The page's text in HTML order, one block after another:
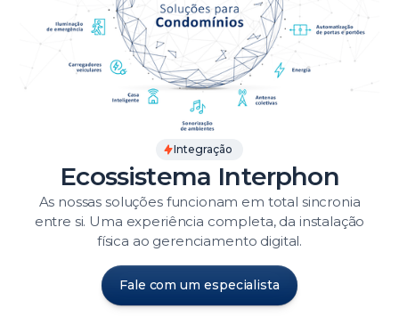
Integração
Ecossistema Interphon
As nossas soluções funcionam em total sincronia
entre si. Uma experiência completa, da instalação
física ao gerenciamento digital.
Fale com um especialista